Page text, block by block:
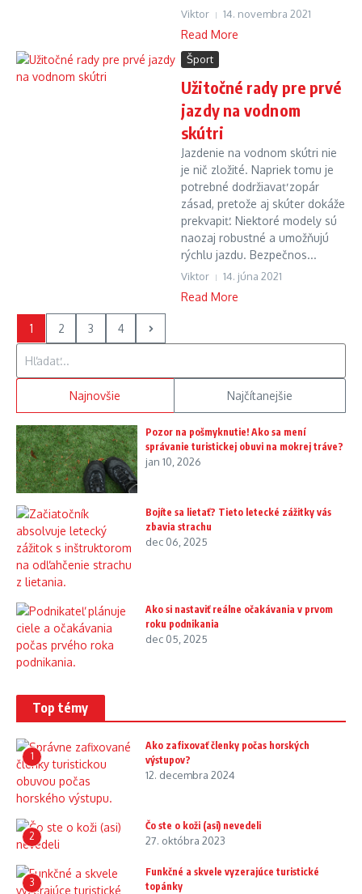
Viktor 14. novembra 2021
Read More
Šport
Užitočné rady pre prvé
jazdy na vodnom
skútri
Jazdenie na vodnom skútri nie
je nič zložité. Napriek tomu je
potrebné dodržiavať zopár
zásad, pretože aj skúter dokáže
prekvapiť. Niektoré modely sú
naozaj robustné a umožňujú
rýchlu jazdu. Bezpečnos...
Viktor 14. júna 2021
Read More
1 2 3
4
Najnovšie Najčítanejšie
Pozor na pošmyknutie! Ako sa mení
správanie turistickej obuvi na mokrej tráve?
jan 10, 2026
Bojíte sa lietať? Tieto letecké zážitky vás
zbavia strachu
dec 06, 2025
Ako si nastaviť reálne očakávania v prvom
roku podnikania
dec 05, 2025
Top témy
1
Ako zafixovať členky počas horských
výstupov?
12. decembra 2024
2
Čo ste o koži (asi) nevedeli
27. októbra 2023
3
Funkčné a skvele vyzerajúce turistické
topánky